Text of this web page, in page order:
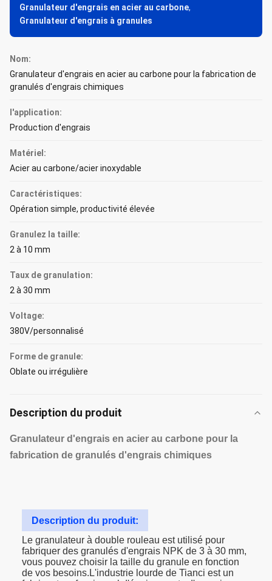
Granulateur d'engrais en acier au carbone,
Granulateur d'engrais à granules
Nom:
Granulateur d'engrais en acier au carbone pour la fabrication de
granulés d'engrais chimiques
l'application:
Production d'engrais
Matériel:
Acier au carbone/acier inoxydable
Caractéristiques:
Opération simple, productivité élevée
Granulez la taille:
2 à 10 mm
Taux de granulation:
2 à 30 mm
Voltage:
380V/personnalisé
Forme de granule:
Oblate ou irrégulière
Description du produit
Granulateur d'engrais en acier au carbone pour la
fabrication de granulés d'engrais chimiques
Description du produit:
Le granulateur à double rouleau est utilisé pour
fabriquer des granulés d'engrais NPK de 3 à 30 mm,
vous pouvez choisir la taille du granule en fonction
de vos besoins.L'industrie lourde de Tianci est un